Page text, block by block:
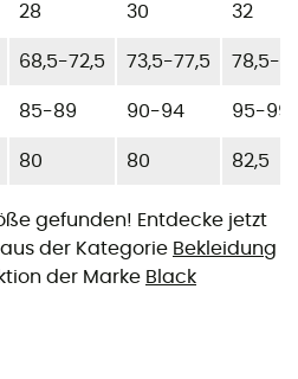
28 30 32
68,5-72,5 73,5-77,5 78,5-
85-89 90-94 95-99
80 80 82,5
gefunden! Entdecke jetzt
der Kategorie Bekleidung
der Marke Black